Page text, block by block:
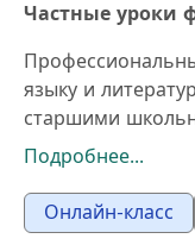
Частные уроки
языку и
старшими
интерактивные
Основной акцент
понимании с
Подробнее...
Онлайн-класс